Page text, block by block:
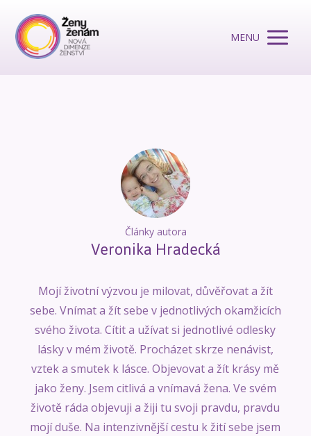
MENU
Články autora
Veronika Hradecká
Mojí životní výzvou je milovat, důvěřovat a žít
sebe. Vnímat a žít sebe v jednotlivých okamžicích
svého života. Cítit a užívat si jednotlivé odlesky
lásky v mém životě. Procházet skrze nenávist,
vztek a smutek k lásce. Objevovat a žít krásy mě
jako ženy. Jsem citlivá a vnímavá žena. Ve svém
životě ráda objevuji a žiji tu svoji pravdu, pravdu
mojí duše. Na intenzivnější cestu k žití sebe jsem